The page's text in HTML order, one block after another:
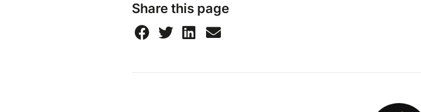
Share this page